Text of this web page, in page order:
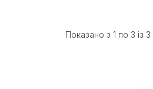
Показано з 1 по 3 із 3